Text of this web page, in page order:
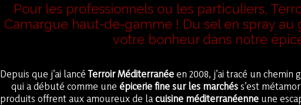
Pour les professionnels ou les particuliers,
Camargue haut-de-gamme ! Du sel en spray au
votre bonheur dans notre
Depuis que j’ai lancéTerroir Méditerranéeen 2008, j’ai tracé un
qui a débuté comme une épicerie fine sur les marchéss’est
produits offrent aux amoureux de lacuisine méditerranéenneune